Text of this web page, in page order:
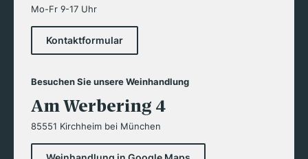
Mo-Fr 9-17 Uhr
Kontaktformular
Besuchen Sie unsere Weinhandlung
Am Werbering 4
85551 Kirchheim bei München